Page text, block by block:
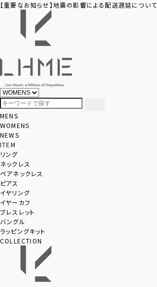
【重要なお知らせ】地震の影響による配送遅延について
MENS
WOMENS
NEWS
ITEM
リング
ネックレス
ペアネックレス
ピアス
イヤリング
イヤーカフ
ブレスレット
バングル
ラッピングキット
COLLECTION